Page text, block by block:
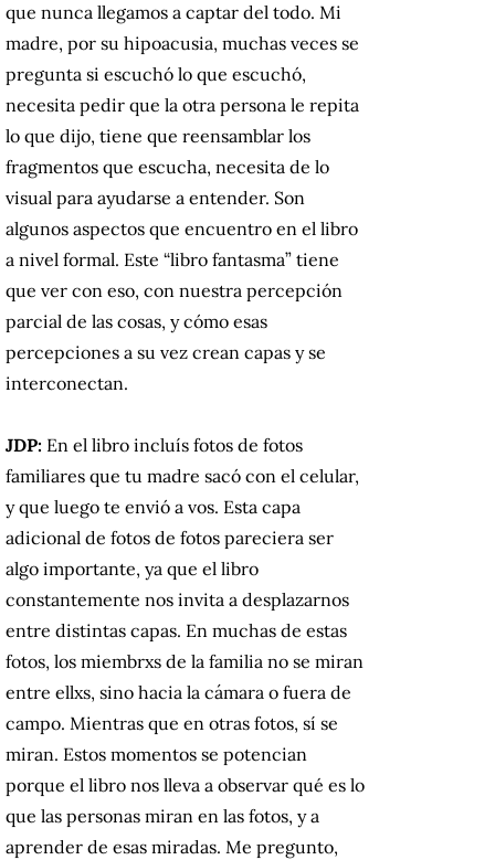
que nunca llegamos a captar del todo. Mi
madre, por su hipoacusia, muchas veces se
pregunta si escuchó lo que escuchó,
necesita pedir que la otra persona le repita
lo que dijo, tiene que reensamblar los
fragmentos que escucha, necesita de lo
visual para ayudarse a entender. Son
algunos aspectos que encuentro en el libro
a nivel formal. Este “libro fantasma” tiene
que ver con eso, con nuestra percepción
parcial de las cosas, y cómo esas
percepciones a su vez crean capas y se
interconectan.
JDP: En el libro incluís fotos de fotos
familiares que tu madre sacó con el celular,
y que luego te envió a vos. Esta capa
adicional de fotos de fotos pareciera ser
algo importante, ya que el libro
constantemente nos invita a desplazarnos
entre distintas capas. En muchas de estas
fotos, los miembrxs de la familia no se miran
entre ellxs, sino hacia la cámara o fuera de
campo. Mientras que en otras fotos, sí se
miran. Estos momentos se potencian
porque el libro nos lleva a observar qué es lo
que las personas miran en las fotos, y a
aprender de esas miradas. Me pregunto,